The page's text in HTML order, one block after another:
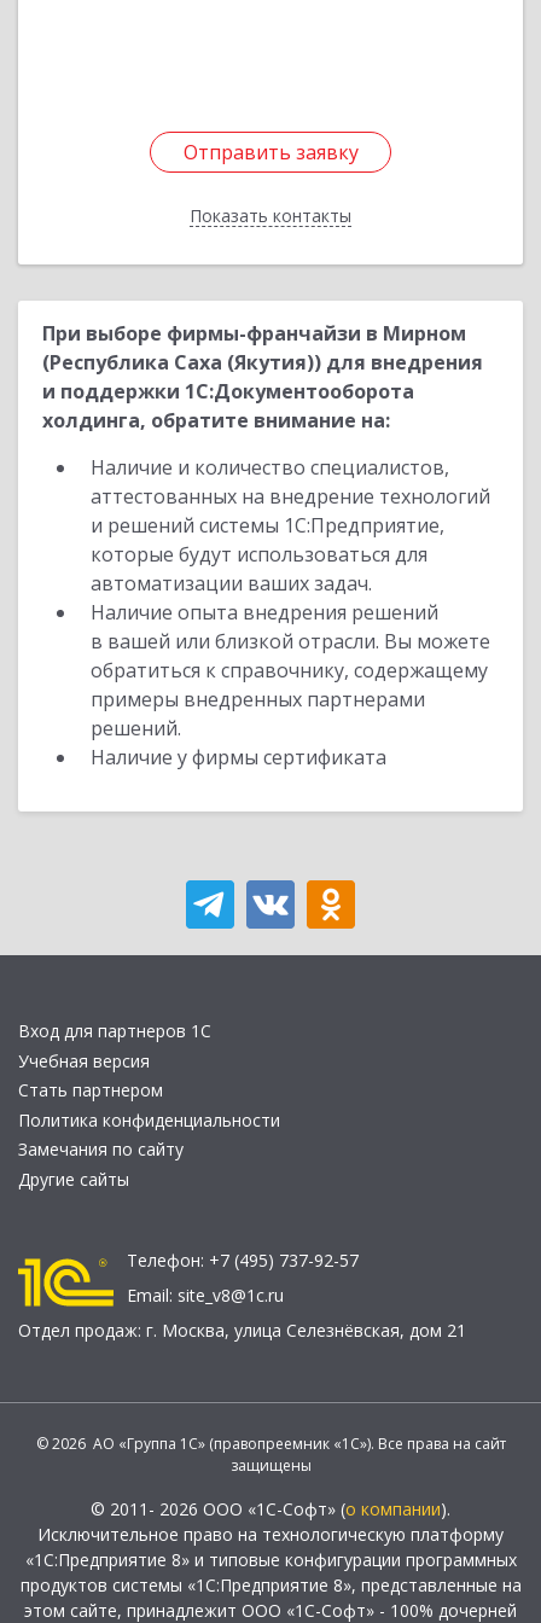
Отправить заявку
Показать контакты
Отправить заявку
Назад
При выборе фирмы-франчайзи в Мирном
(Республика Саха (Якутия)) для внедрения
и поддержки 1С:Документооборота
холдинга, обратите внимание на:
Наличие и количество специалистов,
аттестованных на внедрение технологий
и решений системы 1С:Предприятие,
которые будут использоваться для
автоматизации ваших задач.
Наличие опыта внедрения решений
в вашей или близкой отрасли. Вы можете
обратиться к справочнику, содержащему
примеры внедренных партнерами
решений.
Наличие у фирмы сертификата
Вход для партнеров 1С
Учебная версия
Стать партнером
Политика конфиденциальности
Замечания по сайту
Другие сайты
Телефон: +7 (495) 737-92-57
Email: site_v8@1c.ru
Отдел продаж: г. Москва, улица Селезнёвская, дом 21
© 2026 АО «Группа 1С» (правопреемник «1С»). Все права на сайт
защищены
© 2011- 2026 ООО «1С-Софт» (о компании).
Исключительное право на технологическую платформу
«1С:Предприятие 8» и типовые конфигурации программных
продуктов системы «1С:Предприятие 8», представленные на
этом сайте, принадлежит ООО «1С-Софт» - 100% дочерней